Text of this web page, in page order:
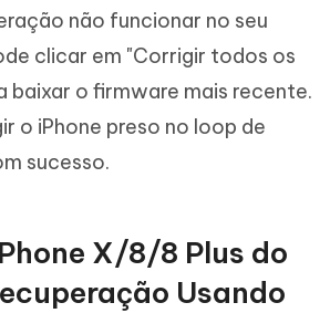
não funcionar no seu
clicar em "Corrigir todos os
baixar o firmware mais recente.
o iPhone preso no loop de
sucesso.
X/8/8 Plus do
Usando